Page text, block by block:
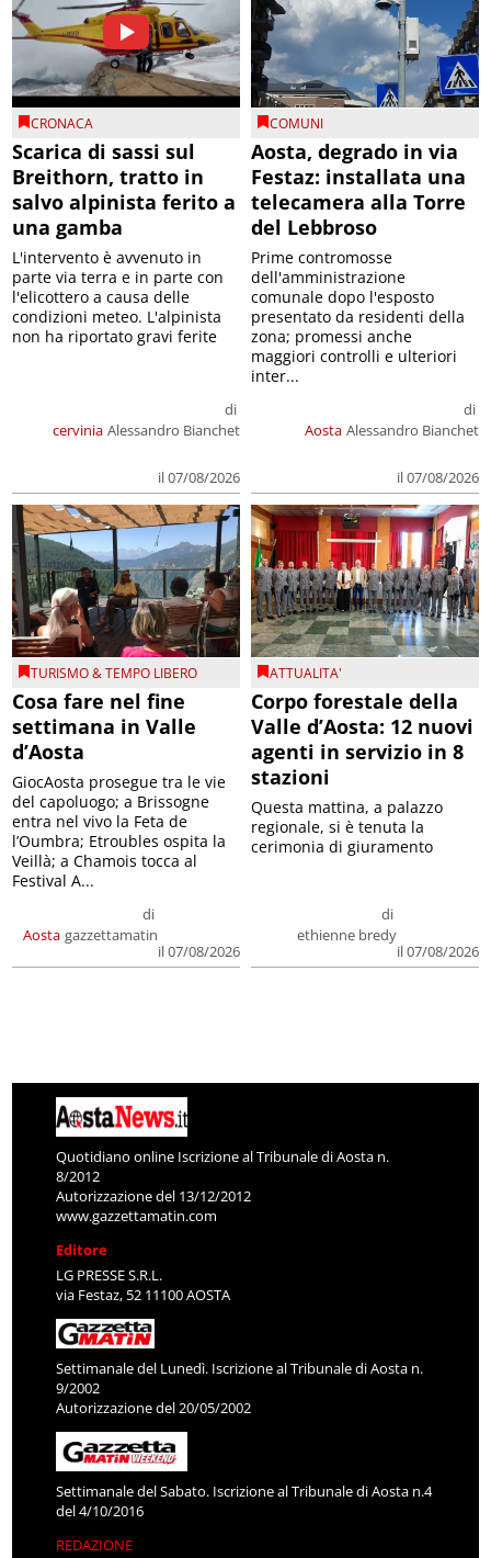
CRONACA
Scarica di sassi sul
Breithorn, tratto in
salvo alpinista ferito a
una gamba
cervinia
di
Alessandro Bianchet
il 07/08/2026
L'intervento è avvenuto in
parte via terra e in parte con
l'elicottero a causa delle
condizioni meteo. L'alpinista
non ha riportato gravi ferite
COMUNI
Aosta, degrado in via
Festaz: installata una
telecamera alla Torre
del Lebbroso
Aosta
di
Alessandro Bianchet
il 07/08/2026
Prime contromosse
dell'amministrazione
comunale dopo l'esposto
presentato da residenti della
zona; promessi anche
maggiori controlli e ulteriori
inter...
TURISMO & TEMPO LIBERO
Cosa fare nel fine
settimana in Valle
d’Aosta
Aosta
di
gazzettamatin
il 07/08/2026
GiocAosta prosegue tra le vie
del capoluogo; a Brissogne
entra nel vivo la Feta de
l’Oumbra; Etroubles ospita la
Veillà; a Chamois tocca al
Festival A...
ATTUALITA'
Corpo forestale della
Valle d’Aosta: 12 nuovi
agenti in servizio in 8
stazioni
di
ethienne bredy
il 07/08/2026
Questa mattina, a palazzo
regionale, si è tenuta la
cerimonia di giuramento
Quotidiano online Iscrizione al Tribunale di Aosta n.
8/2012
Autorizzazione del 13/12/2012
www.gazzettamatin.com
Editore
LG PRESSE S.R.L.
via Festaz, 52 11100 AOSTA
Settimanale del Lunedì. Iscrizione al Tribunale di Aosta n.
9/2002
Autorizzazione del 20/05/2002
Settimanale del Sabato. Iscrizione al Tribunale di Aosta n.4
del 4/10/2016
REDAZIONE